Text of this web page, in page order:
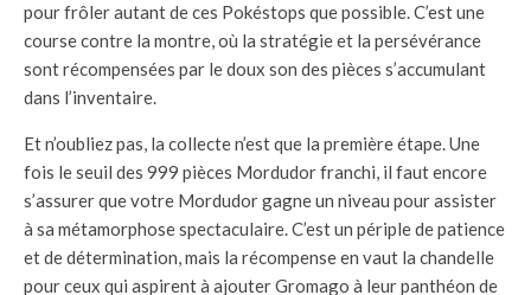
pour frôler autant de ces Pokéstops que possible. C’est une
course contre la montre, où la stratégie et la persévérance
sont récompensées par le doux son des pièces s’accumulant
dans l’inventaire.
Et n’oubliez pas, la collecte n’est que la première étape. Une
fois le seuil des 999 pièces Mordudor franchi, il faut encore
s’assurer que votre Mordudor gagne un niveau pour assister
à sa métamorphose spectaculaire. C’est un périple de patience
et de détermination, mais la récompense en vaut la chandelle
pour ceux qui aspirent à ajouter Gromago à leur panthéon de